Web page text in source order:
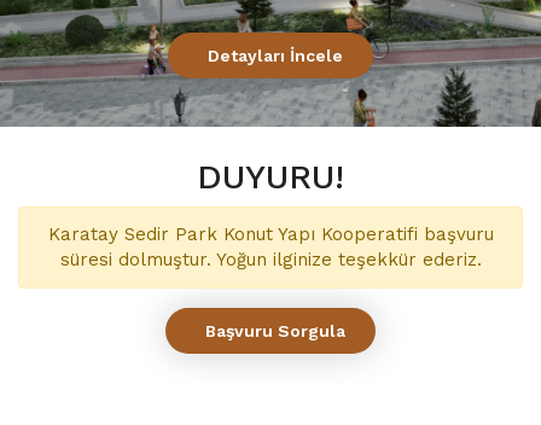
Detayları İncele
DUYURU!
Karatay Sedir Park Konut Yapı Kooperatifi başvuru
süresi dolmuştur. Yoğun ilginize teşekkür ederiz.
Başvuru Sorgula